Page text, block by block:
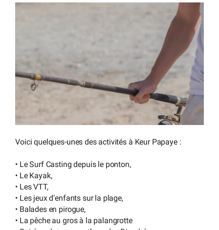
Voici quelques-unes des activités à Keur Papaye :
• Le Surf Casting depuis le ponton,
• Le Kayak,
• Les VTT,
• Les jeux d’enfants sur la plage,
• Balades en pirogue,
• La pêche au gros à la palangrotte